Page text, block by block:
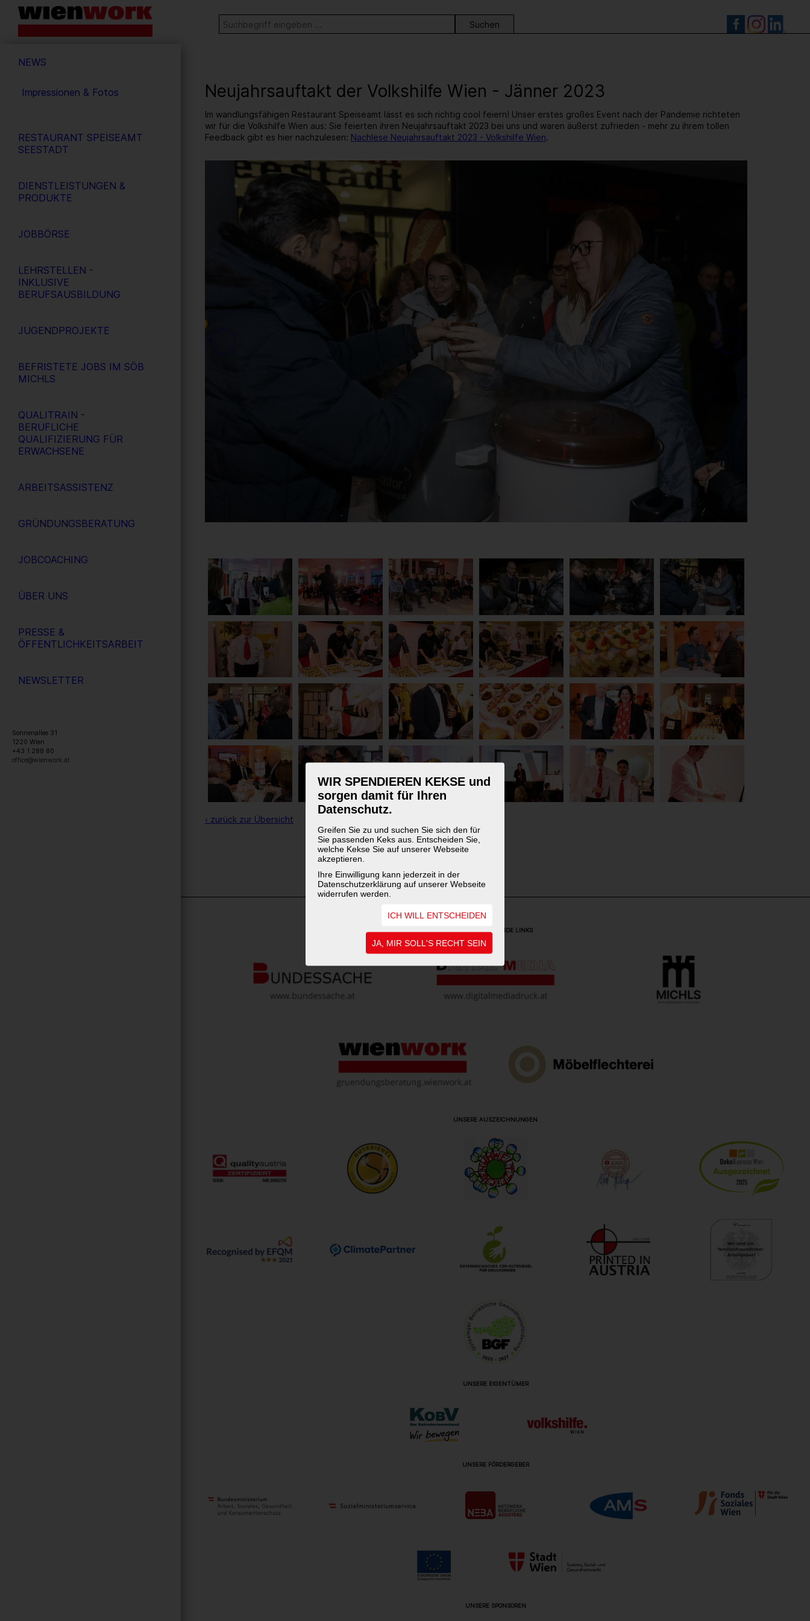
WIR SPENDIEREN KEKSE und
sorgen damit für Ihren
Datenschutz.
Greifen Sie zu und suchen Sie sich den für
Sie passenden Keks aus. Entscheiden Sie,
welche Kekse Sie auf unserer Webseite
akzeptieren.
Ihre Einwilligung kann jederzeit in der
Datenschutzerklärung auf unserer Webseite
widerrufen werden.
ICH WILL ENTSCHEIDEN
JA, MIR SOLL'S RECHT SEIN
Barrierefreie
Bedienung
Webseite
Stichwortsuche
SUCHE
NEWS
Impressionen & Fotos
RESTAURANT SPEISEAMT
SEESTADT
DIENSTLEISTUNGEN &
PRODUKTE
JOBBÖRSE
LEHRSTELLEN -
INKLUSIVE
BERUFSAUSBILDUNG
JUGENDPROJEKTE
BEFRISTETE JOBS IM SÖB
MICHLS
QUALITRAIN -
BERUFLICHE
QUALIFIZIERUNG FÜR
ERWACHSENE
ARBEITSASSISTENZ
GRÜNDUNGSBERATUNG
JOBCOACHING
ÜBER UNS
PRESSE &
ÖFFENTLICHKEITSARBEIT
NEWSLETTER
Sonnenallee 31
1220 Wien
+43 1 288 80
office@wienwork.at
Neujahrsauftakt der Volkshilfe Wien - Jänner 2023
Im wandlungsfähigen Restaurant Speiseamt lässt es sich richtig cool feiern! Unser erstes großes Event nach der Pandemie richteten
wir für die Volkshilfe Wien aus: Sie feierten ihren Neujahrsauftakt 2023 bei uns und waren äußerst zufrieden - mehr zu ihrem tollen
Feedback gibt es hier nachzulesen: Nachlese Neujahrsauftakt 2023 - Volkshilfe Wien.
‹ zurück zur Übersicht
1
WEITERFÜHRENDE LINKS
UNSERE AUSZEICHNUNGEN
UNSERE EIGENTÜMER
UNSERE FÖRDERGEBER
UNSERE SPONSOREN